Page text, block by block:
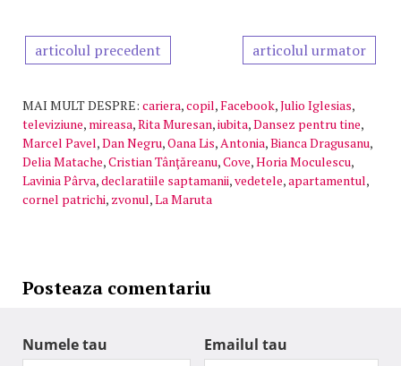
articolul precedent articolul urmator
MAI MULT DESPRE: cariera,copil,Facebook,Julio Iglesias,
televiziune, mireasa,Rita Muresan,iubita,Dansez pentru tine,
Marcel Pavel,Dan Negru,Oana Lis,Antonia,Bianca Dragusanu,
Delia Matache,Cristian Tânţăreanu,Cove,Horia Moculescu,
Lavinia Pârva,declaratiile saptamanii,vedetele,apartamentul,
cornel patrichi, zvonul,La Maruta
Posteaza comentariu
Numele tau Emailul tau